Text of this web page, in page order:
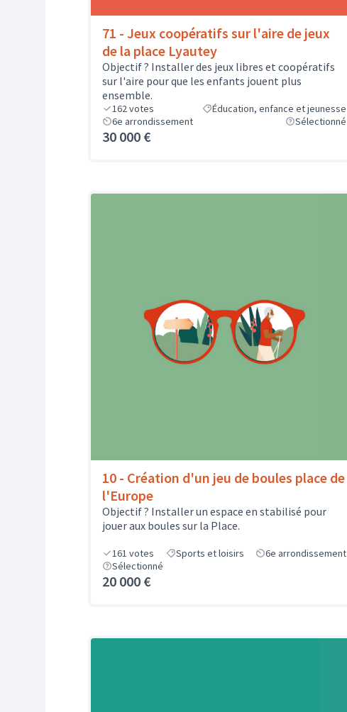
71 - Jeux coopératifs sur l'aire de jeux
de la place Lyautey
Objectif ? Installer des jeux libres et coopératifs
sur l'aire pour que les enfants jouent plus
ensemble.
162votes
Éducation, enfance et jeunesse
6e arrondissement
Sélectionné
30 000 €
10 - Création d'un jeu de boules place de
l'Europe
Objectif ? Installer un espace en stabilisé pour
jouer aux boules sur la Place.
161 votes Sports et loisirs
6e arrondissement
Sélectionné
20 000 €